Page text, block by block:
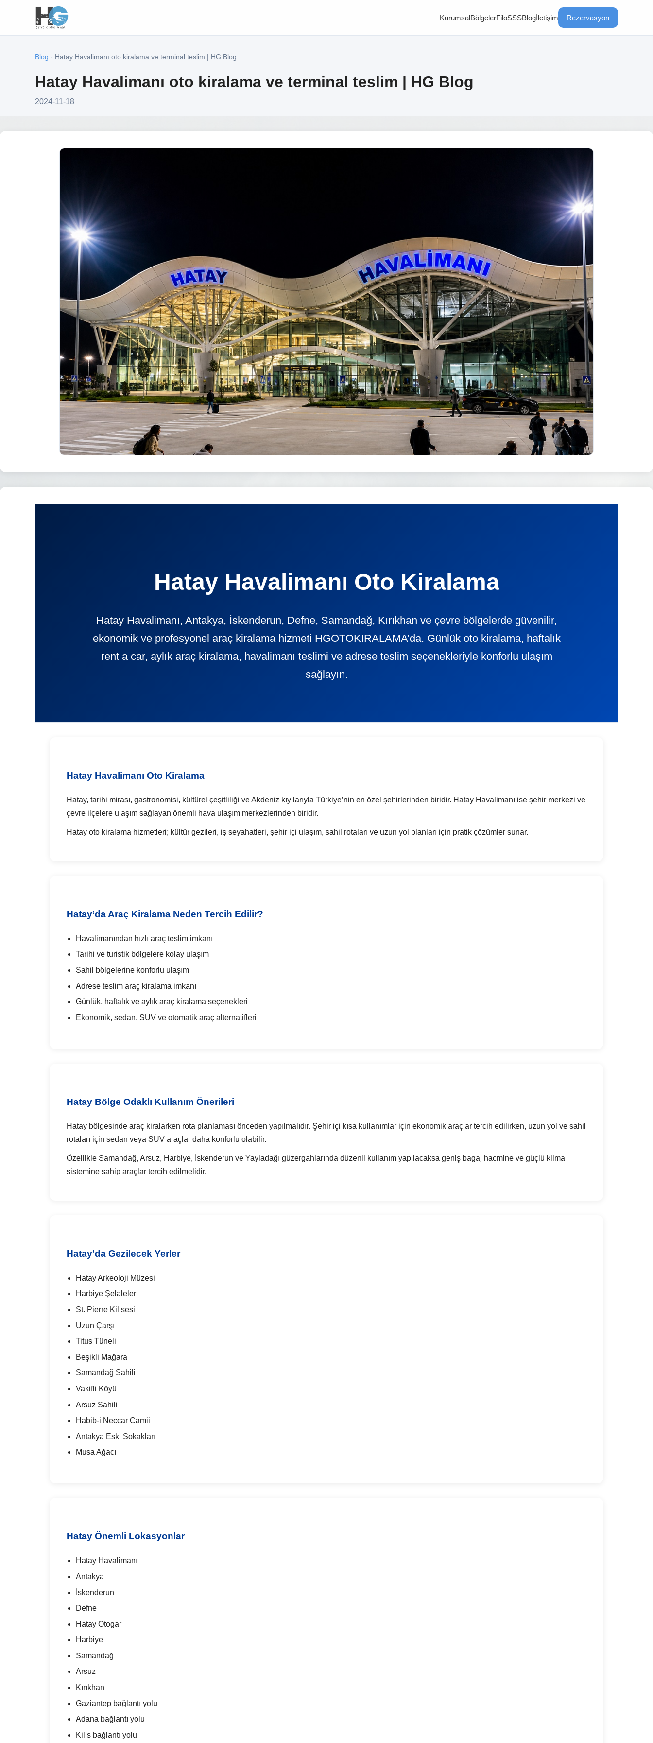
KurumsalBölgelerFiloSSSBlogİletişim Rezervasyon
Blog · Hatay Havalimanı oto kiralama ve terminal teslim | HG Blog
Hatay Havalimanı oto kiralama ve terminal teslim | HG Blog
2024-11-18
Hatay Havalimanı Oto Kiralama
Hatay Havalimanı, Antakya, İskenderun, Defne, Samandağ, Kırıkhan ve çevre bölgelerde güvenilir,
ekonomik ve profesyonel araç kiralama hizmeti HGOTOKIRALAMA’da. Günlük oto kiralama, haftalık
rent a car, aylık araç kiralama, havalimanı teslimi ve adrese teslim seçenekleriyle konforlu ulaşım
sağlayın.
Hatay Havalimanı Oto Kiralama
Hatay, tarihi mirası, gastronomisi, kültürel çeşitliliği ve Akdeniz kıyılarıyla Türkiye’nin en özel şehirlerinden biridir. Hatay Havalimanı ise şehir merkezi ve
çevre ilçelere ulaşım sağlayan önemli hava ulaşım merkezlerinden biridir.
Hatay oto kiralama hizmetleri; kültür gezileri, iş seyahatleri, şehir içi ulaşım, sahil rotaları ve uzun yol planları için pratik çözümler sunar.
Hatay’da Araç Kiralama Neden Tercih Edilir?
Havalimanından hızlı araç teslim imkanı
Tarihi ve turistik bölgelere kolay ulaşım
Sahil bölgelerine konforlu ulaşım
Adrese teslim araç kiralama imkanı
Günlük, haftalık ve aylık araç kiralama seçenekleri
Ekonomik, sedan, SUV ve otomatik araç alternatifleri
Hatay Bölge Odaklı Kullanım Önerileri
Hatay bölgesinde araç kiralarken rota planlaması önceden yapılmalıdır. Şehir içi kısa kullanımlar için ekonomik araçlar tercih edilirken, uzun yol ve sahil
rotaları için sedan veya SUV araçlar daha konforlu olabilir.
Özellikle Samandağ, Arsuz, Harbiye, İskenderun ve Yayladağı güzergahlarında düzenli kullanım yapılacaksa geniş bagaj hacmine ve güçlü klima
sistemine sahip araçlar tercih edilmelidir.
Hatay’da Gezilecek Yerler
Hatay Arkeoloji Müzesi
Harbiye Şelaleleri
St. Pierre Kilisesi
Uzun Çarşı
Titus Tüneli
Beşikli Mağara
Samandağ Sahili
Vakifli Köyü
Arsuz Sahili
Habib-i Neccar Camii
Antakya Eski Sokakları
Musa Ağacı
Hatay Önemli Lokasyonlar
Hatay Havalimanı
Antakya
İskenderun
Defne
Hatay Otogar
Harbiye
Samandağ
Arsuz
Kırıkhan
Gaziantep bağlantı yolu
Adana bağlantı yolu
Kilis bağlantı yolu